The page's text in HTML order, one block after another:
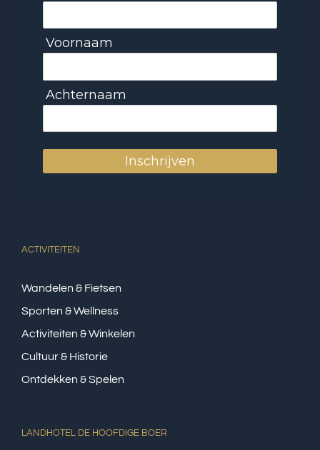
Voornaam
Achternaam
Inschrijven
ACTIVITEITEN
Wandelen & Fietsen
Sporten & Wellness
Activiteiten & Winkelen
Cultuur & Historie
Ontdekken & Spelen
LANDHOTEL DE HOOFDIGE BOER